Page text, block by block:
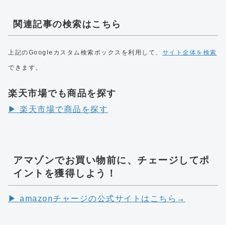
関連記事の検索はこちら
上記のGoogleカスタム検索ボックスを利用して、 サイト全体を検索
できます。
楽天市場でも商品を探す
▶︎ 楽天市場で商品を探す
アマゾンでお買い物前に、チェージしてポ
イントを獲得しよう！
▶︎ amazonチャージの公式サイトはこちら→